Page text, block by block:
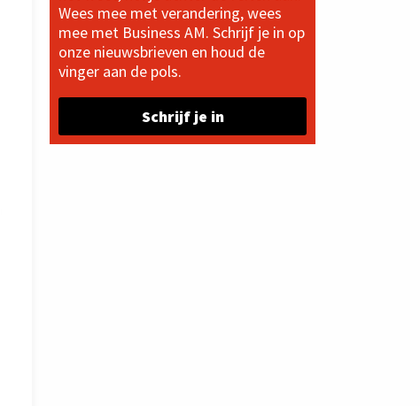
Wees mee met verandering, wees
mee met Business AM. Schrijf je in op
onze nieuwsbrieven en houd de
vinger aan de pols.
Schrijf je in